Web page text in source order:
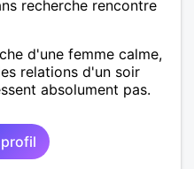
recherche rencontre
d'une femme calme,
relations d'un soir
absolument pas.